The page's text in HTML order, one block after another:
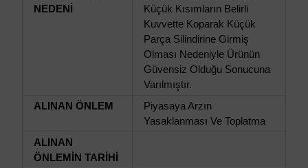
NEDENİ
Küçük Kısımların Belirli
Kuvvette Koparak Küçük
Parça Silindirine Girmiş
Olması Nedeniyle Ürünün
Güvensiz Olduğu Sonucuna
Varılmıştır.
ALINAN ÖNLEM
Piyasaya Arzın
Yasaklanması Ve Toplatma
ALINAN
ÖNLEMİN TARİHİ